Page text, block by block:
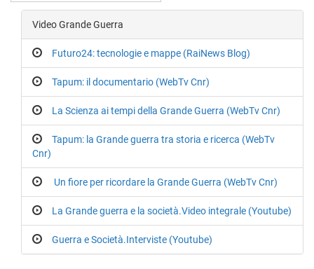
Video Grande Guerra
Futuro24: tecnologie e mappe (RaiNews Blog)
Tapum: il documentario (WebTv Cnr)
La Scienza ai tempi della Grande Guerra (WebTv Cnr)
Tapum: la Grande guerra tra storia e ricerca (WebTv
Cnr)
Un fiore per ricordare la Grande Guerra (WebTv Cnr)
La Grande guerra e la società.Video integrale (Youtube)
Guerra e Società.Interviste (Youtube)